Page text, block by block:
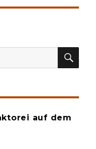
auf dem